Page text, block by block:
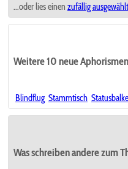
...oder lies einen zufällig
Weitere 10 neue
Blindflug Stammtisch
Was schreiben andere zum